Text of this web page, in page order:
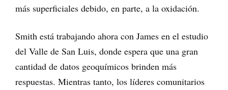
más superficiales debido, en parte, a la oxidación.
Smith está trabajando ahora con James en el estudio
del Valle de San Luis, donde espera que una gran
cantidad de datos geoquímicos brinden más
respuestas. Mientras tanto, los líderes comunitarios